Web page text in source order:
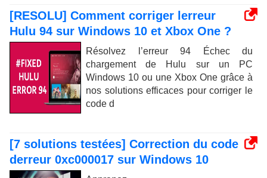
[RESOLU] Comment corriger lerreur
Hulu 94 sur Windows 10 et Xbox One ?
Résolvez l’erreur 94 Échec du
chargement de Hulu sur un PC
Windows 10 ou une Xbox One grâce à
nos solutions efficaces pour corriger le
code d
[7 solutions testées] Correction du code
derreur 0xc000017 sur Windows 10